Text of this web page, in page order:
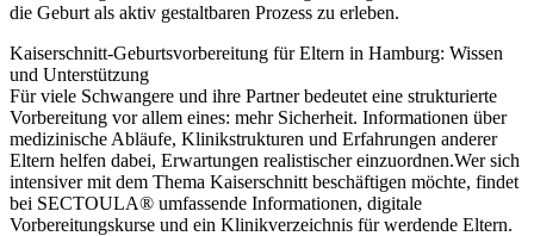
die Geburt als aktiv gestaltbaren Prozess zu erleben.
Kaiserschnitt-Geburtsvorbereitung für Eltern in Hamburg: Wissen
und Unterstützung
Für viele Schwangere und ihre Partner bedeutet eine strukturierte
Vorbereitung vor allem eines: mehr Sicherheit. Informationen über
medizinische Abläufe, Klinikstrukturen und Erfahrungen anderer
Eltern helfen dabei, Erwartungen realistischer einzuordnen.Wer sich
intensiver mit dem Thema Kaiserschnitt beschäftigen möchte, findet
bei SECTOULA® umfassende Informationen, digitale
Vorbereitungskurse und ein Klinikverzeichnis für werdende Eltern.